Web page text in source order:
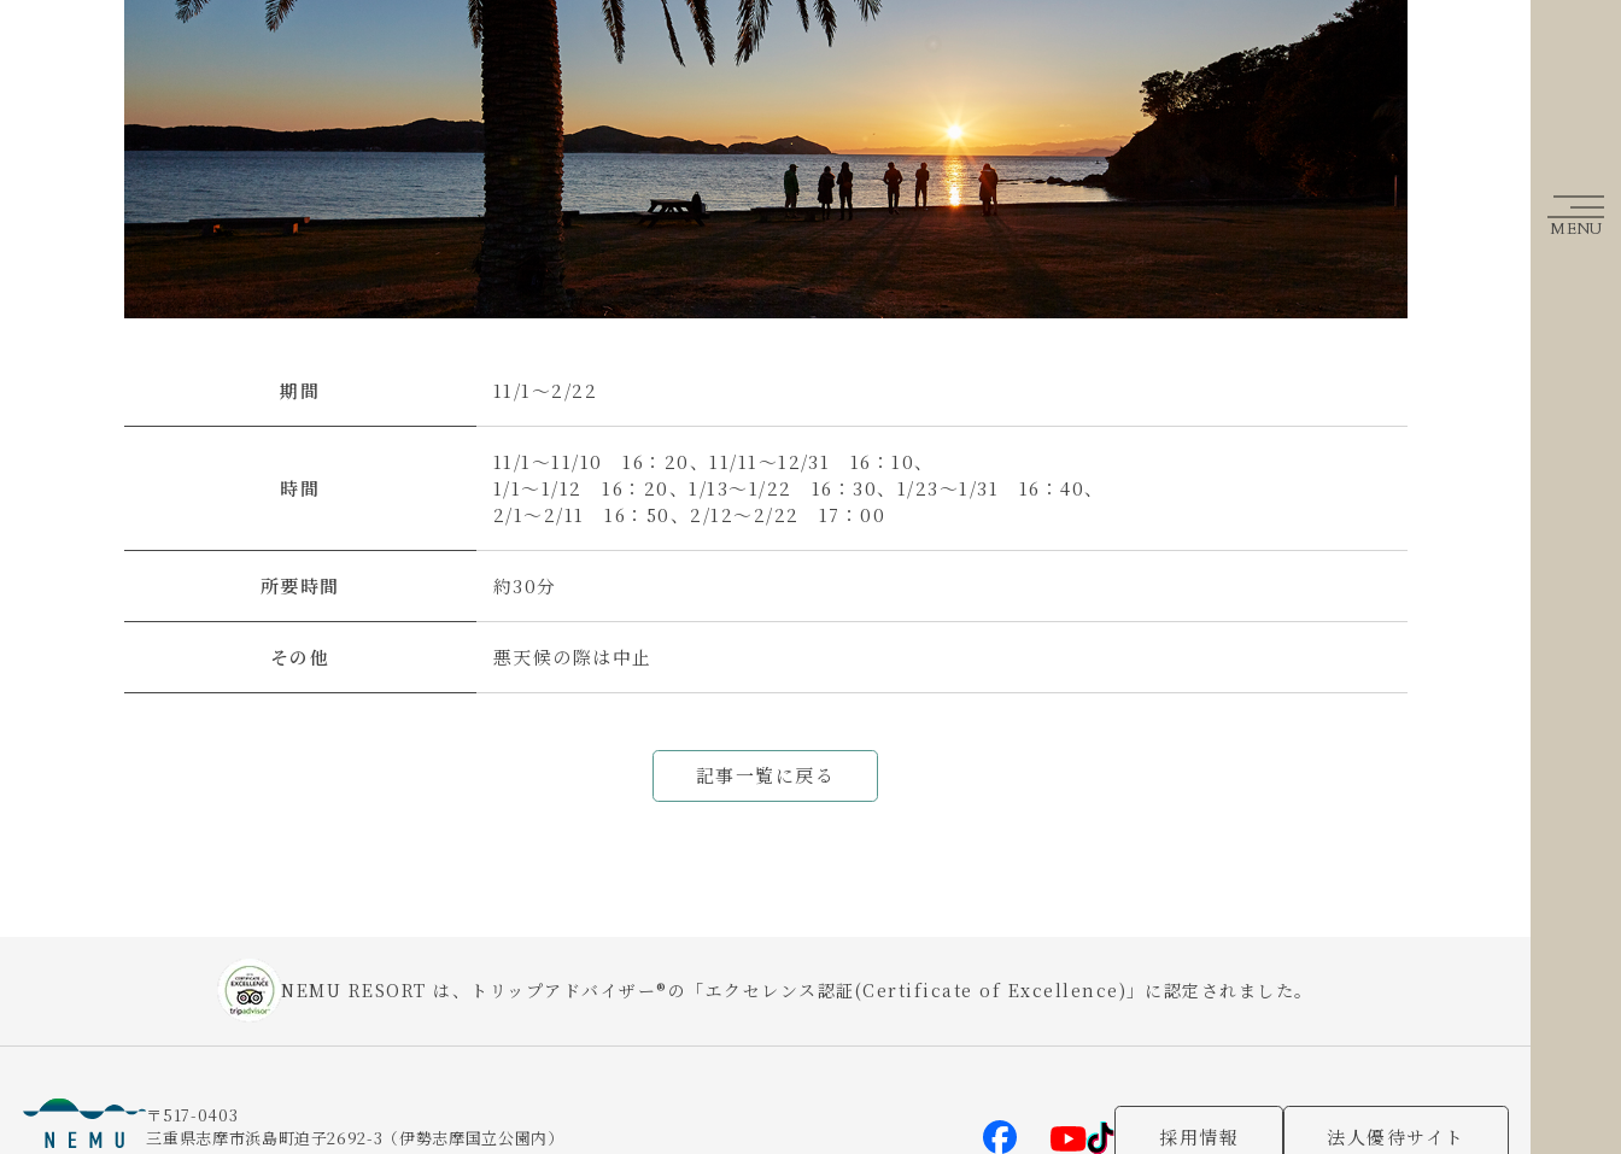
MENU
期間 11/1～2/22
時間
11/1～11/10 16：20、11/11～12/31 16：10、
1/1～1/12 16：20、1/13～1/22 16：30、1/23～1/31 16：40、
2/1～2/11 16：50、2/12～2/22 17：00
所要時間 約30分
その他 悪天候の際は中止
記事一覧に戻る
NEMU RESORT は、トリップアドバイザー®の「エクセレンス認証(Certificate of Excellence)」に認定されました。
〒517-0403
三重県志摩市浜島町迫子2692-3 （伊勢志摩国立公園内） 採用情報 法人優待サイト